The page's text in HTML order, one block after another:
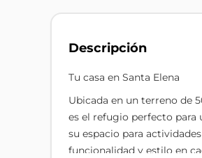
Descripción
Tu casa en Santa Elena
Ubicada en un terreno de
es el refugio perfecto para
su espacio para
funcionalidad y estilo en